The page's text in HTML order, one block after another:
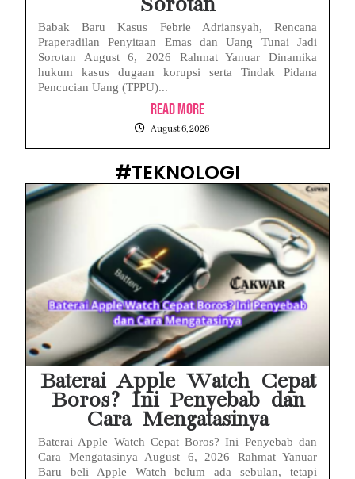
Sorotan
Babak Baru Kasus Febrie Adriansyah, Rencana
Praperadilan Penyitaan Emas dan Uang Tunai Jadi
Sorotan August 6, 2026 Rahmat Yanuar Dinamika
hukum kasus dugaan korupsi serta Tindak Pidana
Pencucian Uang (TPPU)...
Read More
August 6, 2026
#TEKNOLOGI
Baterai Apple Watch Cepat
Boros? Ini Penyebab dan
Cara Mengatasinya
Baterai Apple Watch Cepat Boros? Ini Penyebab dan
Cara Mengatasinya August 6, 2026 Rahmat Yanuar
Baru beli Apple Watch belum ada sebulan, tetapi